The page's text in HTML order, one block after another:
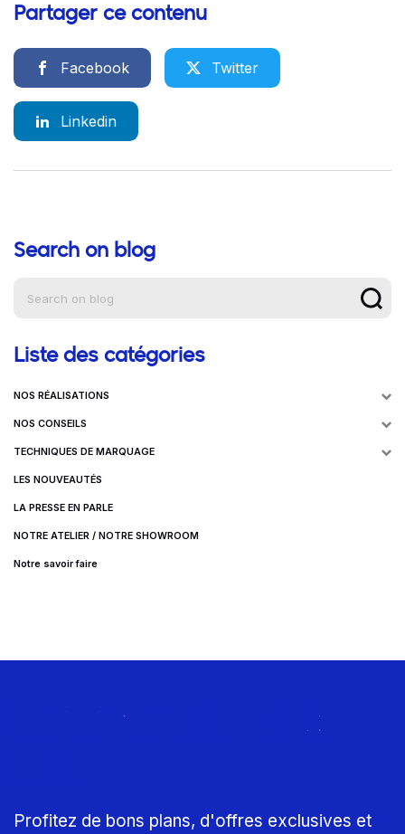
Partager ce contenu
Facebook Twitter
Linkedin
Aide à la navigation
Search on blog
Liste des catégories
NOS RÉALISATIONS
NOS CONSEILS
TECHNIQUES DE MARQUAGE
LES NOUVEAUTÉS
LA PRESSE EN PARLE
NOTRE ATELIER / NOTRE SHOWROOM
Notre savoir faire
Rejoignez le Club
Profitez de bons plans, d'offres exclusives et